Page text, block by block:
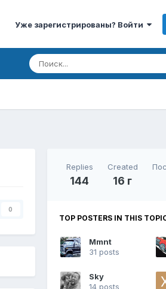
Уже зарегистрированы? Войти
0
Replies
144
Created
16 г
TOP POSTERS IN THIS
Mmnt
31 posts
Sky
14 posts